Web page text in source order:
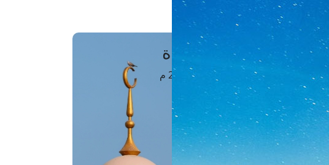
الفتوى الهاتفية
مَواقِيتُ الصَّـــلاة
القاهرة · 06 أغسطس 2026 م
4 :40
الشروق
6 :17